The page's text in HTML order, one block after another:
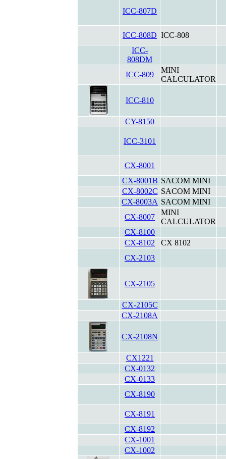
ICC-807D
ICC-808D ICC-808
ICC-
808DM
ICC-809
MINI
CALCULATOR
ICC-810
CY-8150
ICC-3101
CX-8001
CX-8001B SACOM MINI
CX-8002C SACOM MINI
CX-8003A SACOM MINI
CX-8007
MINI
CALCULATOR
CX-8100
CX-8102
CX 8102
CX-2103
CX-2105
CX-2105C
CX-2108A
CX-2108N
CX1221
CX-0132
CX-0133
CX-8190
CX-8191
CX-8192
CX-1001
CX-1002